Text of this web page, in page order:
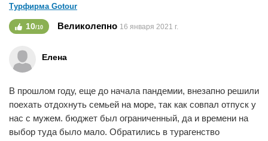
будем и дальше сюда обращаться, когда соберемся на
следующий отдых..................................................................
Турфирма Gotour
10/10 Великолепно 16 января 2021 г.
Елена
В прошлом году, еще до начала пандемии, внезапно решили
поехать отдохнуть семьей на море, так как совпал отпуск у
нас с мужем. бюджет был ограниченный, да и времени на
выбор туда было мало. Обратились в турагенство